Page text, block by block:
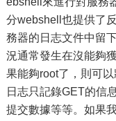
分webshell也提供了
務器的日志文件中留
況通常發生在沒能夠
果能夠root了，則可
日志只記錄GET的信
提交數據等等。如果